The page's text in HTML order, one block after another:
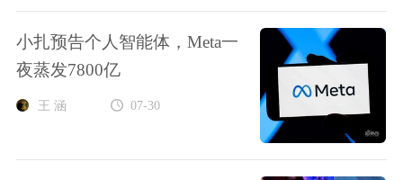
小扎预告个人智能体，Meta一
夜蒸发7800亿
王 涵 07-30